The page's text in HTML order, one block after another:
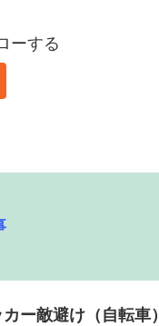
ーする
ー敵避け（自転車）